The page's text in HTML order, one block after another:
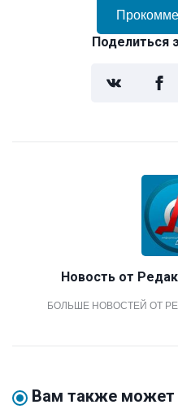
Поделиться
Новость от
БОЛЬШЕ НОВОСТЕЙ ОТ
Вам также может